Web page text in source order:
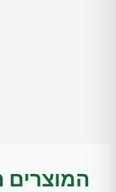
המוצרים